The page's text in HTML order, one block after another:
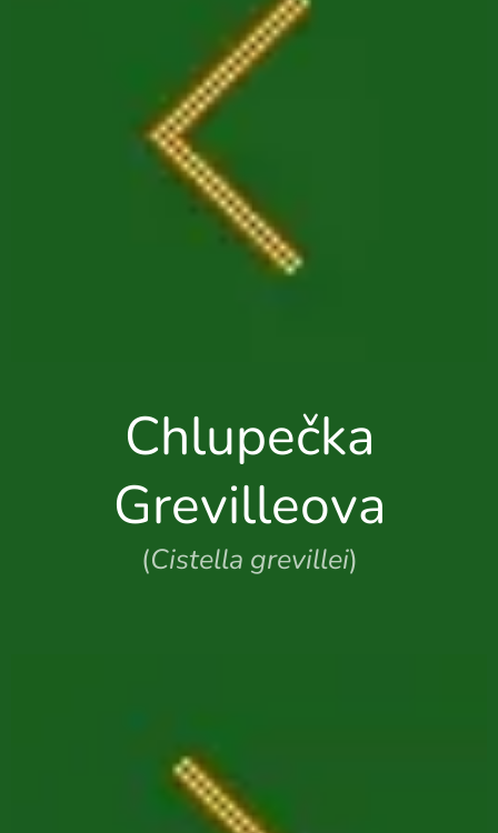
Chlupečka
Grevilleova
(Cistella grevillei)